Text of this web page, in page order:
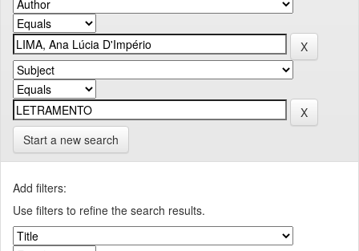
Start a new search
Add filters:
Use filters to refine the search results.